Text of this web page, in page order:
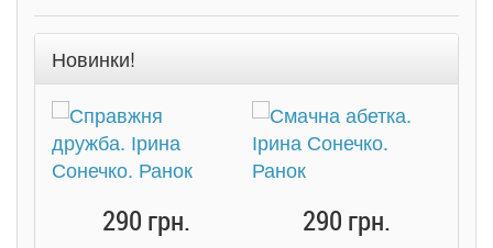
Новинки!
290 грн. 290 грн.